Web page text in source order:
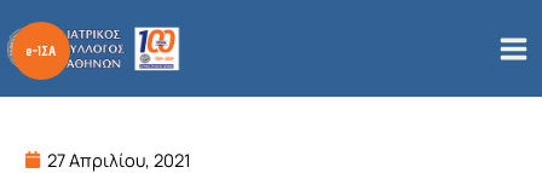
στο
περιεχόμενο
27 Απριλίου, 2021